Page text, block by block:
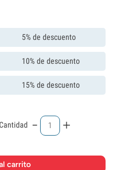
5% de descuento
10% de descuento
15% de descuento
Cantidad - +